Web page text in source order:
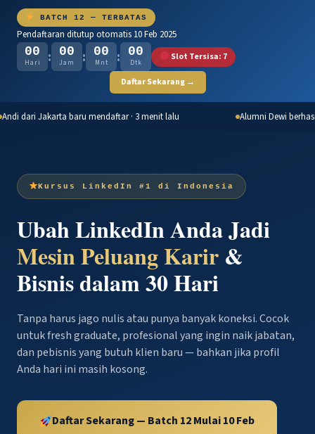
BATCH 12 — TERBATAS
Pendaftaran ditutup otomatis 10 Feb 2025
00
Hari : 00
Jam : 00
Mnt : 00
Dtk
Slot Tersisa: 7
Daftar Sekarang →
dari Jakarta baru mendaftar · 3 menit lalu Alumni Dewi
Kursus LinkedIn #1 di Indonesia
Ubah LinkedIn Anda Jadi
Mesin Peluang Karir &
Bisnis dalam 30 Hari
Tanpa harus jago nulis atau punya banyak koneksi. Cocok
untuk fresh graduate, profesional yang ingin naik jabatan,
dan pebisnis yang butuh klien baru — bahkan jika profil
Anda hari ini masih kosong.
Daftar Sekarang — Batch 12 Mulai 10 Feb